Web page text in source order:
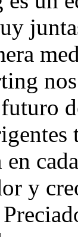
en
y